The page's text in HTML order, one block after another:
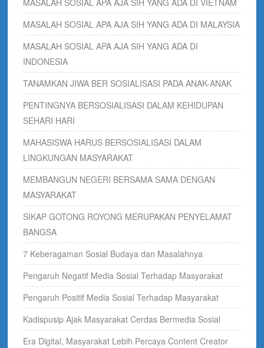
MASALAH SOSIAL APA AJA SIH YANG ADA DI VIETNAM
MASALAH SOSIAL APA AJA SIH YANG ADA DI MALAYSIA
MASALAH SOSIAL APA AJA SIH YANG ADA DI
INDONESIA
TANAMKAN JIWA BER SOSIALISASI PADA ANAK-ANAK
PENTINGNYA BERSOSIALISASI DALAM KEHIDUPAN
SEHARI HARI
MAHASISWA HARUS BERSOSIALISASI DALAM
LINGKUNGAN MASYARAKAT
MEMBANGUN NEGERI BERSAMA SAMA DENGAN
MASYARAKAT
SIKAP GOTONG ROYONG MERUPAKAN PENYELAMAT
BANGSA
7 Keberagaman Sosial Budaya dan Masalahnya
Pengaruh Negatif Media Sosial Terhadap Masyarakat
Pengaruh Positif Media Sosial Terhadap Masyarakat
Kadispusip Ajak Masyarakat Cerdas Bermedia Sosial
Era Digital, Masyarakat Lebih Percaya Content Creator